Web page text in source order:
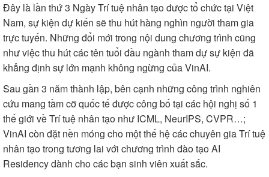
Đây là lần thứ 3 Ngày Trí tuệ nhân tạo được tổ chức tại Việt
Nam, sự kiện dự kiến sẽ thu hút hàng nghìn người tham gia
trực tuyến. Những đổi mới trong nội dung chương trình cũng
như việc thu hút các tên tuổi đầu ngành tham dự sự kiện đã
khẳng định sự lớn mạnh không ngừng của VinAI.
Sau gần 3 năm thành lập, bên cạnh những công trình nghiên
cứu mang tầm cỡ quốc tế được công bố tại các hội nghị số 1
thế giới về Trí tuệ nhân tạo như ICML, NeurIPS, CVPR…;
VinAI còn đặt nền móng cho một thế hệ các chuyên gia Trí tuệ
nhân tạo trong tương lai với chương trình đào tạo AI
Residency dành cho các bạn sinh viên xuất sắc.